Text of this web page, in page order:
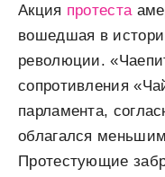
Акция протеста
вошедшая в
революции.
сопротивления
парламента,
облагался
Протестующие